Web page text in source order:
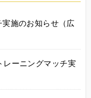
実施のお知らせ（広
レーニングマッチ実